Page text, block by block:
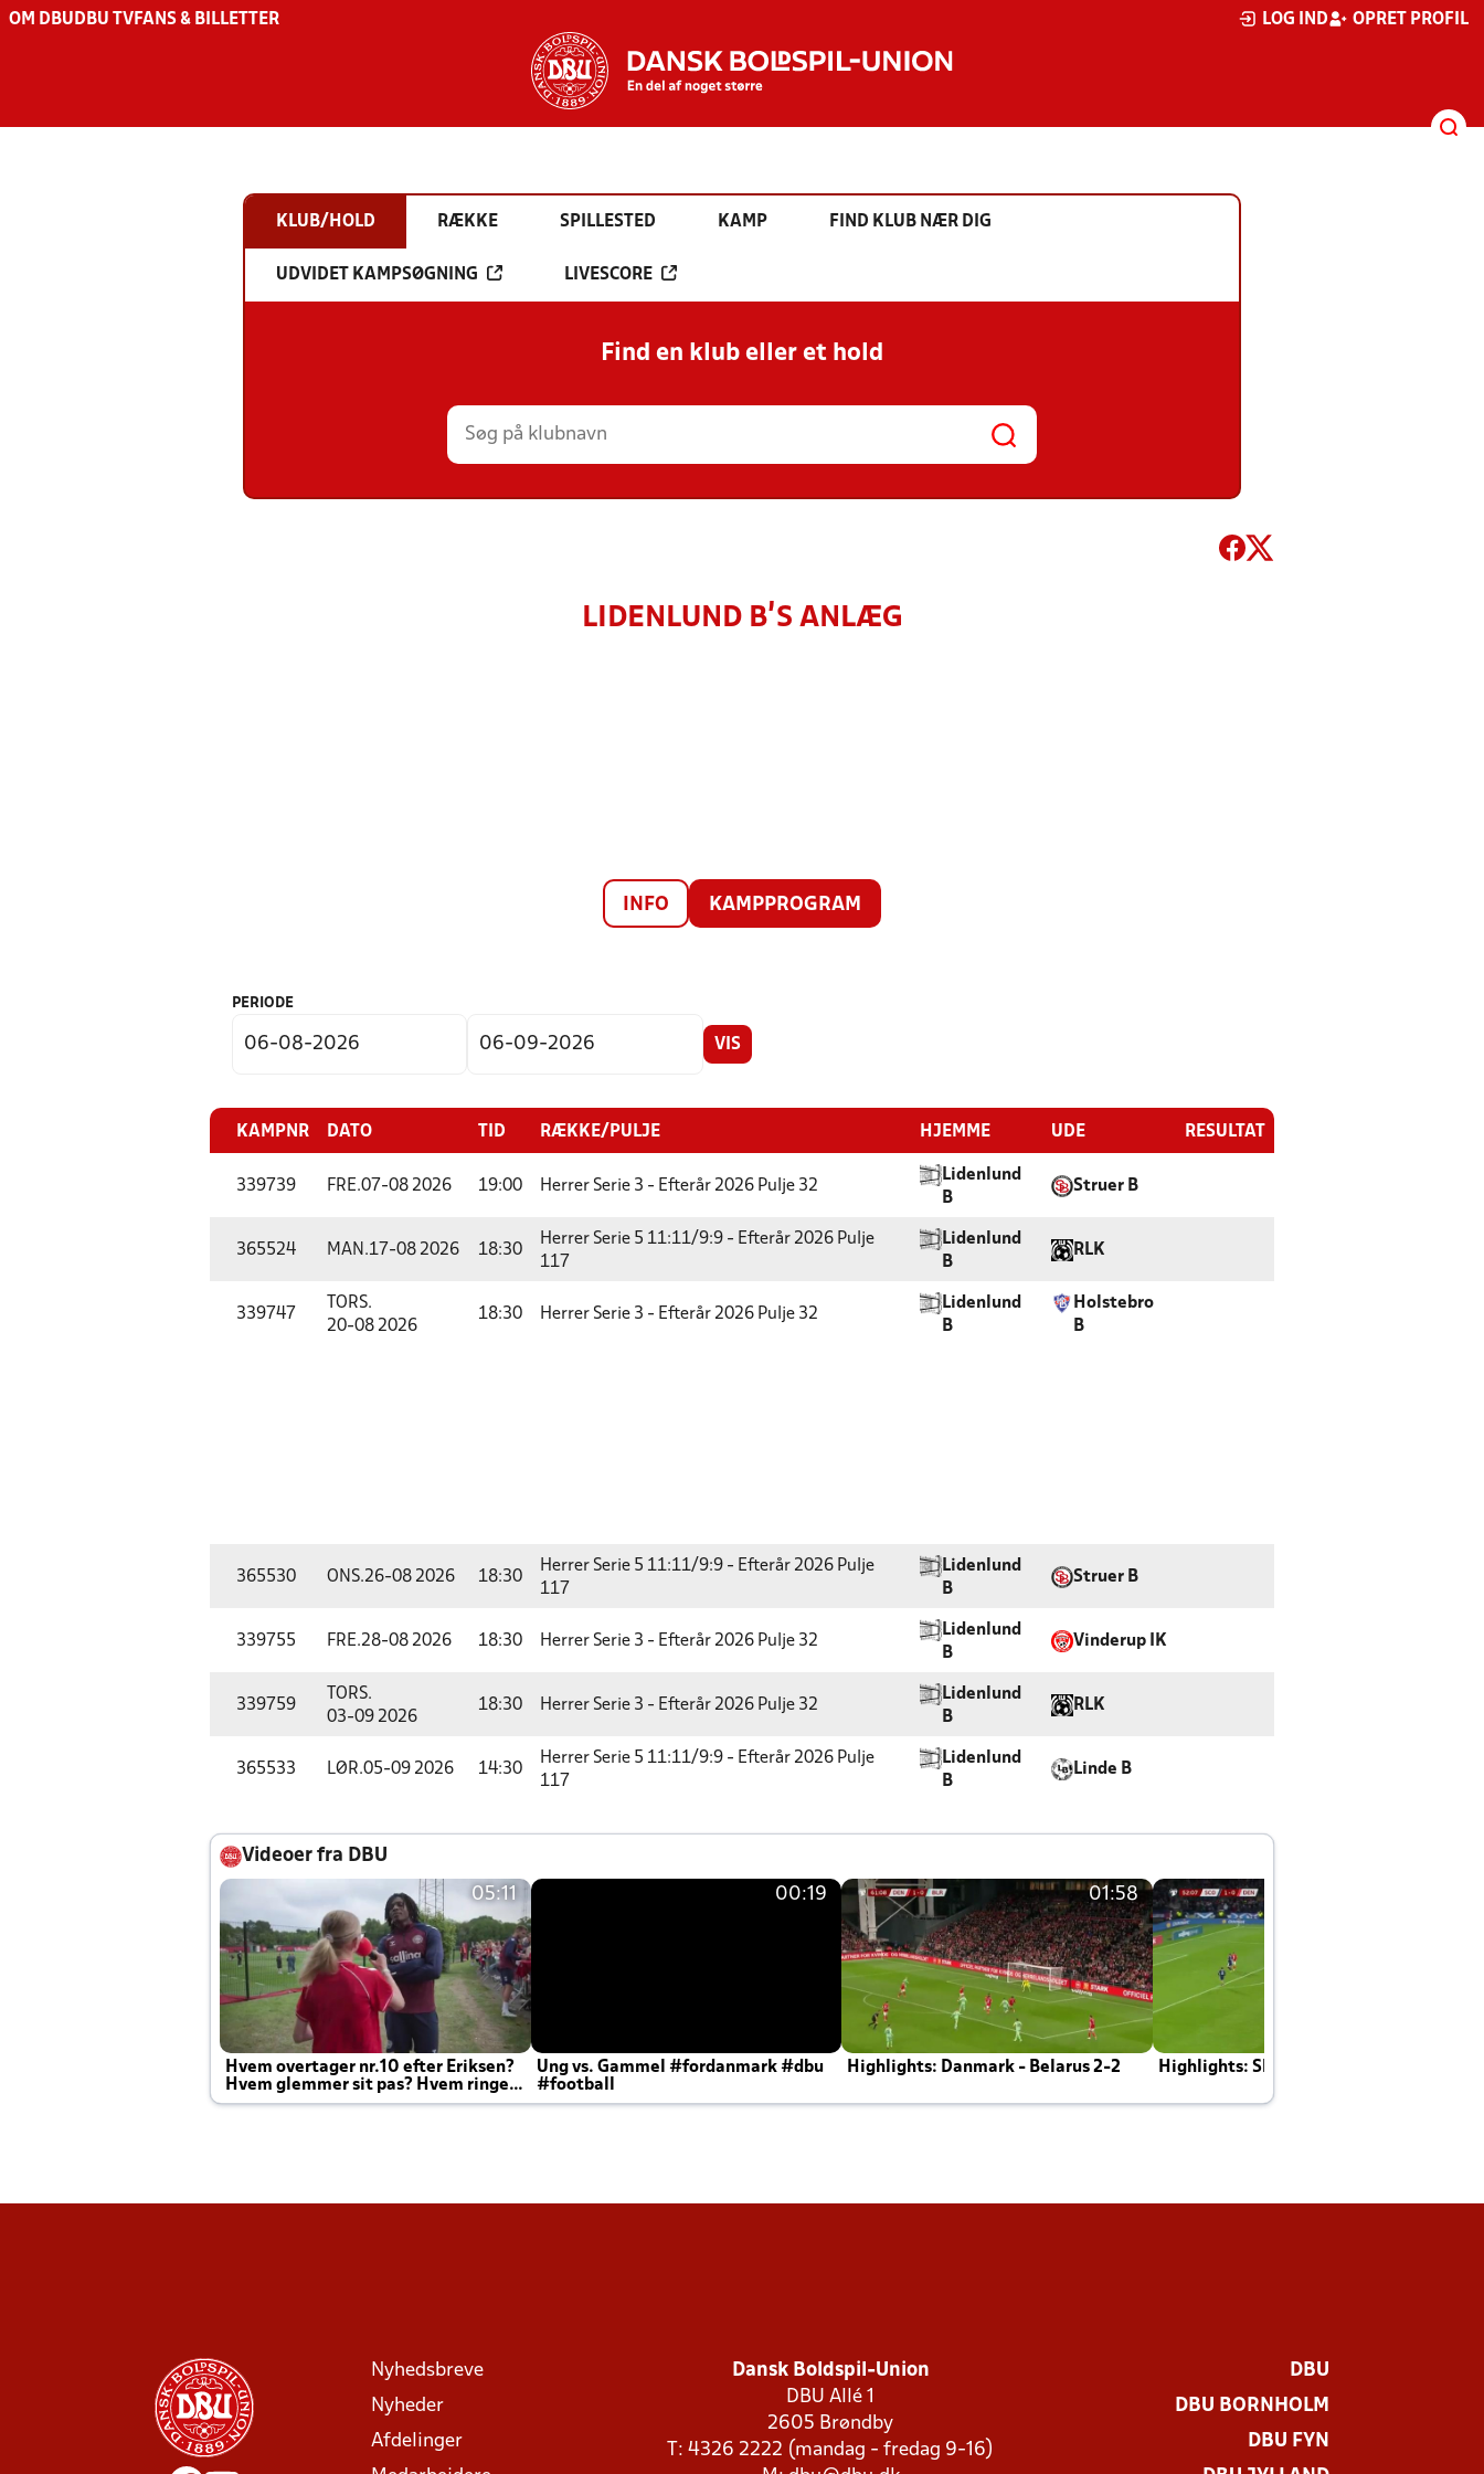
OM DBU DBU TV FANS & BILLETTER LOG IND OPRET PROFIL
KLUB/HOLD RÆKKE SPILLESTED KAMP FIND KLUB NÆR DIG
UDVIDET KAMPSØGNING LIVESCORE
Find en klub eller et hold
LIDENLUND B'S ANLÆG
INFO KAMPPROGRAM
PERIODE
VIS
KAMPNR DATO TID RÆKKE/PULJE HJEMME UDE RESULTAT
339739 FRE.07-08 2026 19:00 Herrer Serie 3 - Efterår 2026 Pulje 32
Lidenlund
B
Struer B
365524 MAN.17-08 2026 18:30
Herrer Serie 5 11:11/9:9 - Efterår 2026 Pulje
117
Lidenlund
B
RLK
339747
TORS.
20-08 2026
18:30 Herrer Serie 3 - Efterår 2026 Pulje 32
Lidenlund
B
Holstebro
B
365530 ONS.26-08 2026 18:30
Herrer Serie 5 11:11/9:9 - Efterår 2026 Pulje
117
Lidenlund
B
Struer B
339755 FRE.28-08 2026 18:30 Herrer Serie 3 - Efterår 2026 Pulje 32
Lidenlund
B
Vinderup IK
339759
TORS.
03-09 2026
18:30 Herrer Serie 3 - Efterår 2026 Pulje 32
Lidenlund
B
RLK
365533 LØR.05-09 2026 14:30
Herrer Serie 5 11:11/9:9 - Efterår 2026 Pulje
117
Lidenlund
B
Linde B
Videoer fra DBU
05:11
Hvem overtager nr.10 efter Eriksen?
Hvem glemmer sit pas? Hvem ringer
Joachim altid til efter kampe?
00:19
Ung vs. Gammel #fordanmark #dbu
#football
01:58
Highlights: Danmark - Belarus 2-2 Highlights: Skotland - Danmark 4-2
Nyhedsbreve
Nyheder
Afdelinger
Dansk Boldspil-Union
DBU Allé 1
2605 Brøndby
T: 4326 2222 (mandag - fredag 9-16)
DBU
DBU BORNHOLM
DBU FYN